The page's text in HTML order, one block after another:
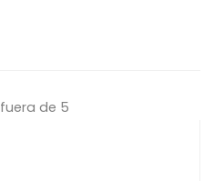
fuera de 5